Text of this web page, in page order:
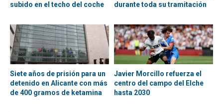
subido en el techo del coche
durante toda su tramitación
Siete años de prisión para un
detenido en Alicante con más
de 400 gramos de ketamina
Javier Morcillo refuerza el
centro del campo del Elche
hasta 2030